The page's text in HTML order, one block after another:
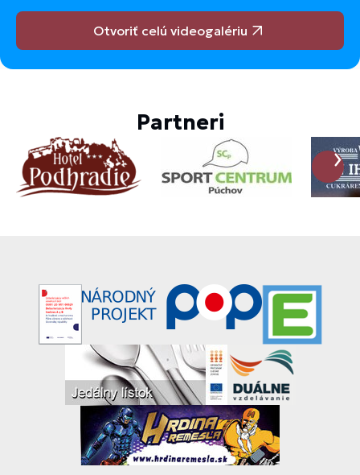
svojimi majstrami a učiteľmi ochutnávkami i
názornými ukážkami služieb a zaujímavých zručností.
Otvoriť celú videogalériu
Partneri